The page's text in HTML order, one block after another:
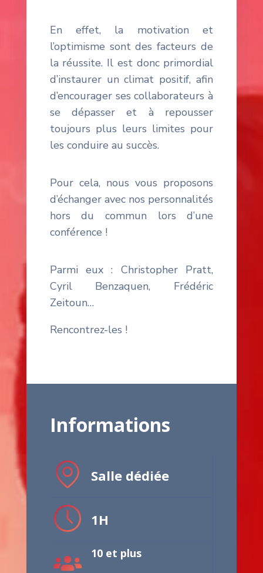
En effet, la motivation et
l’optimisme sont des facteurs de
la réussite. Il est donc primordial
d’instaurer un climat positif, afin
d’encourager ses collaborateurs à
se dépasser et à repousser
toujours plus leurs limites pour
les conduire au succès.
Pour cela, nous vous proposons
d’échanger avec nos personnalités
hors du commun lors d’une
conférence !
Parmi eux : Christopher Pratt,
Cyril Benzaquen, Frédéric
Zeitoun…
Rencontrez-les !
Informations
Salle dédiée
1H
10 et plus